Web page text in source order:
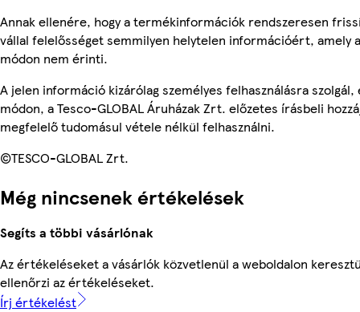
Annak ellenére, hogy a termékinformációk rendszeresen
vállal felelősséget semmilyen helytelen információért, amely
módon nem érinti.
A jelen információ kizárólag személyes felhasználásra
módon, a Tesco-GLOBAL Áruházak Zrt. előzetes írásbeli
megfelelő tudomásul vétele nélkül felhasználni.
©TESCO-GLOBAL Zrt.
Még nincsenek értékelések
Segíts a többi vásárlónak
Az értékeléseket a vásárlók közvetlenül a weboldalon
ellenőrzi az értékeléseket.
Írj értékelést